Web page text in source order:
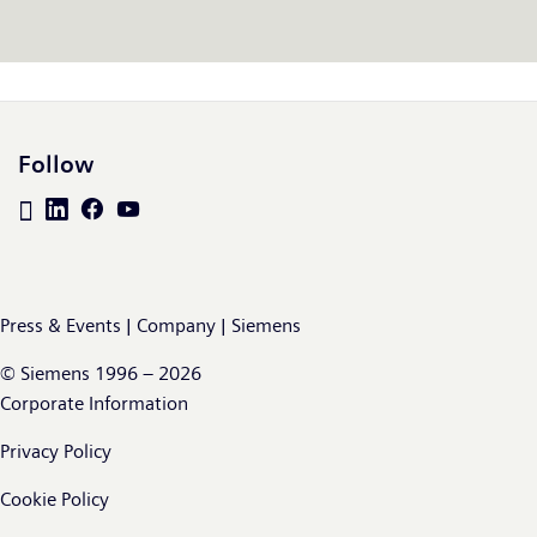
Follow
Press & Events | Company | Siemens
© Siemens 1996 – 2026
Corporate Information
Privacy Policy
Cookie Policy